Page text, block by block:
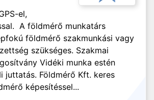
el,
A földmérő munkatárs
földmérő szakmunkási vagy
szükséges. Szakmai
Vidéki munka estén
juttatás. Földmérő Kft. keres
képesítéssel...